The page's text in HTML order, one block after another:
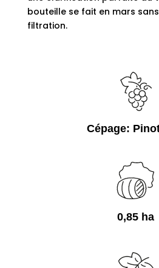
bouteille se fait en mars
filtration.
Cépage:
0,85 ha